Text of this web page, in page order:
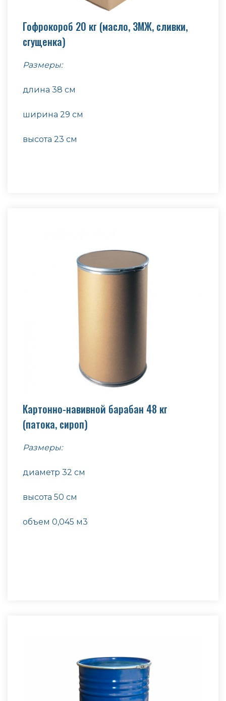
Гофрокороб 20 кг (масло, ЗМЖ, сливки,
сгущенка)
Размеры:
длина 38 см
ширина 29 см
высота 23 см
Картонно-навивной барабан 48 кг
(патока, сироп)
Размеры:
диаметр 32 см
высота 50 см
объем 0,045 м3